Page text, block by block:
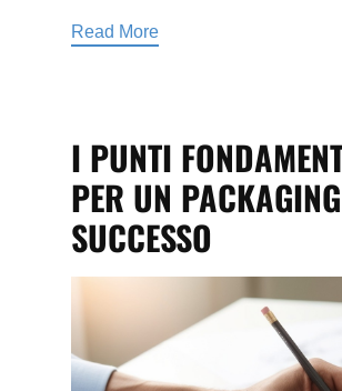
Read More
I PUNTI
PER UN
SUCCESSO